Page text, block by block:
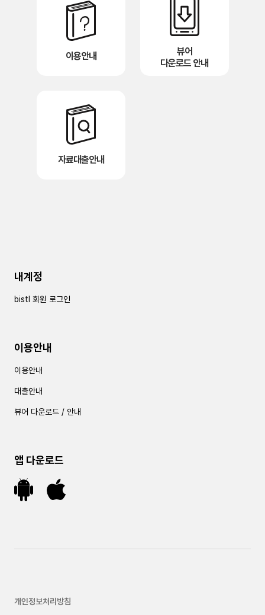
이용안내
뷰어
다운로드 안내
자료대출안내
내계정
bistl 회원 로그인
이용안내
이용안내
대출안내
뷰어 다운로드 / 안내
앱 다운로드
개인정보처리방침